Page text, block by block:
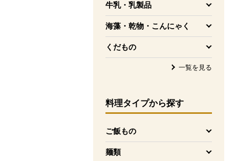
牛乳・乳製品
を開く
海藻・乾物・こんにゃく
を開く
くだもの
を開く
一覧を見る
料理タイプから探す
ご飯もの
を開く
麺類
を開く